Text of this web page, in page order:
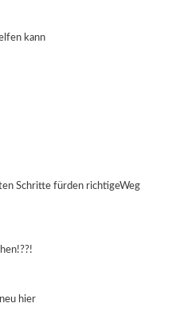
kann
Schritte fürden richtigeWeg
hier